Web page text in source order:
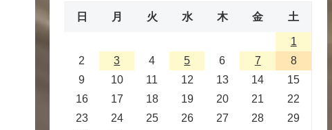
日 月 火 水 木 金 土
1
2
3 4 5 6 7
8
9
10 11 12 13 14
15
16
17 18 19 20 21
22
23
24 25 26 27 28
29